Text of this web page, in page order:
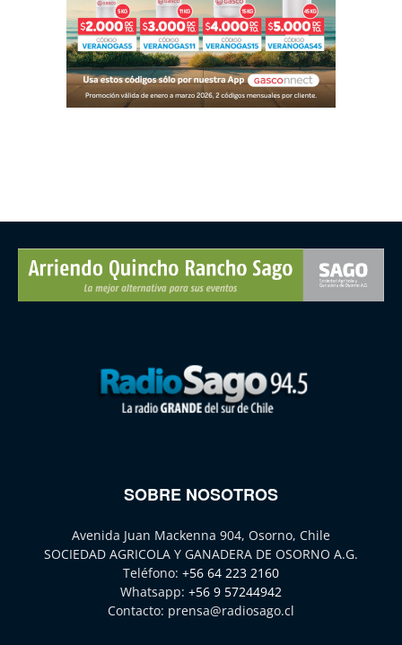
SOBRE NOSOTROS
Avenida Juan Mackenna 904, Osorno, Chile
SOCIEDAD AGRICOLA Y GANADERA DE OSORNO A.G.
Teléfono: +56 64 223 2160
Whatsapp: +56 9 57244942
Contacto: prensa@radiosago.cl